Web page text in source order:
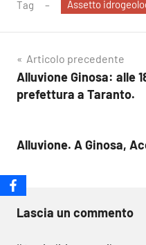
Tag Assetto
Navigazione
articoli
Articolo precedente
Alluvione Ginosa: alle
prefettura a Taranto.
Alluvione. A Ginosa,
Lascia un commento